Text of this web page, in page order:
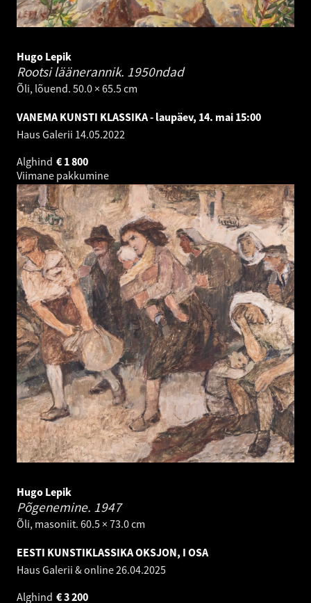
Hugo Lepik
Rootsi läänerannik. 1950ndad
Õli, lõuend. 50.0 × 65.5 cm
VANEMA KUNSTI KLASSIKA - laupäev, 14. mai 15:00
Haus Galerii 14.05.2022
Alghind
1 800
€
Viimane pakkumine
Hugo Lepik
Põgenemine. 1947
Õli, masoniit. 60.5 × 73.0 cm
EESTI KUNSTIKLASSIKA OKSJON, I OSA
Haus Galerii & online26.04.2025
Alghind
3 200
€